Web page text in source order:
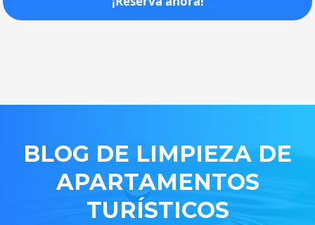
BLOG DE LIMPIEZA DE
APARTAMENTOS
TURÍSTICOS